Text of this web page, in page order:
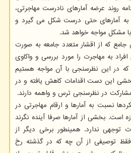
روند عرضه آمارهای نادرست مهاجرتی،
آمارهای حتی درست شکل می گیرد و
مشکل مواجه خواهد شد.
جامع که از اقشار متعدد جامعه به صورت
به مهاجرت را مورد بررسی و واکاوی
در این نظرسنجی با آن مواجه هستیم
این دست اقدامات کاهش یافته و در
در نظرسنجی ترس و واهمه دارند.
نسبت به آمارها و ارقام مهاجرتی در
است. بخشی از آمارها صرفا آینده نگرند
توجهی ندارد. همینطور برخی دیگر از
فقظ توصیفی از آن چه که در گذشته رخ